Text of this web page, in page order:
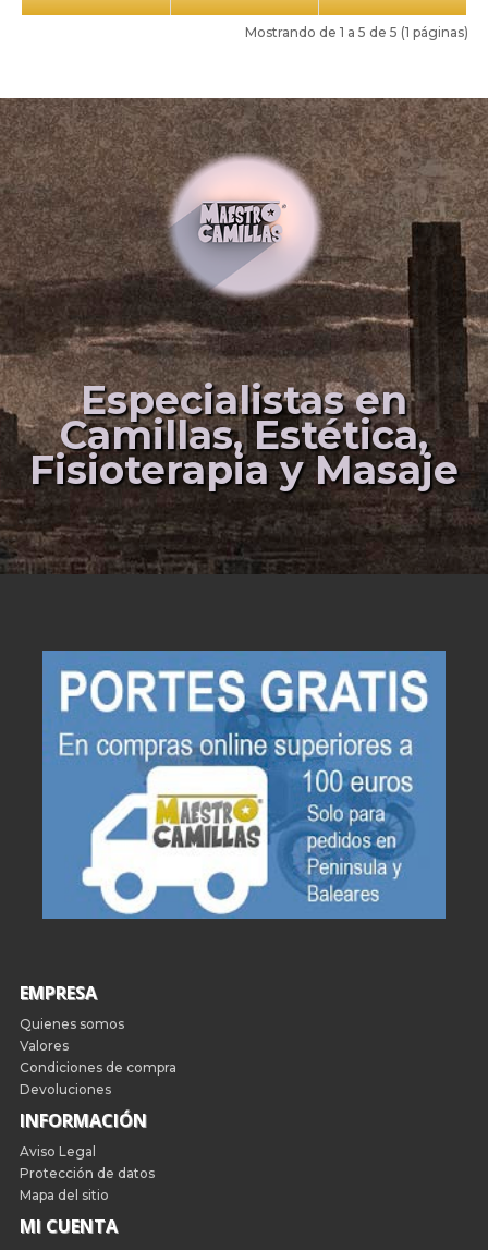
Mostrando de 1 a 5 de 5 (1 páginas)
Especialistas en
Camillas, Estética,
Fisioterapia y Masaje
EMPRESA
Quienes somos
Valores
Condiciones de compra
Devoluciones
INFORMACIÓN
Aviso Legal
Protección de datos
Mapa del sitio
MI CUENTA